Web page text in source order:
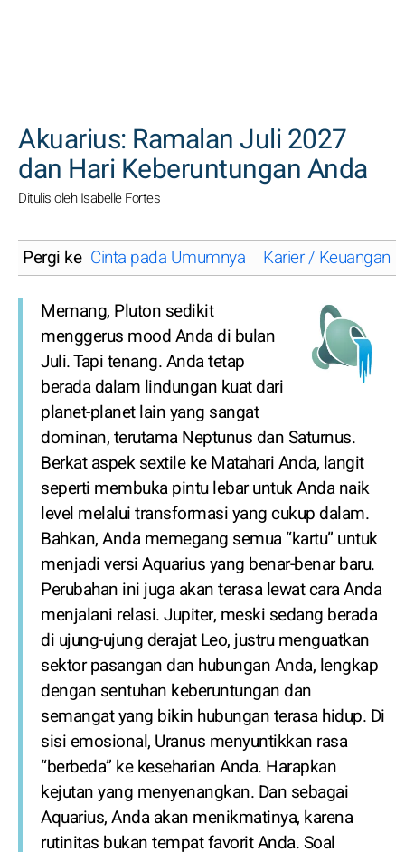
Akuarius: Ramalan Juli 2027
dan Hari Keberuntungan Anda
Ditulis oleh Isabelle Fortes
Pergi ke Cinta pada Umumnya Karier / Keuangan
Memang, Pluton sedikit
menggerus mood Anda di bulan
Juli. Tapi tenang. Anda tetap
berada dalam lindungan kuat dari
planet-planet lain yang sangat
dominan, terutama Neptunus dan Saturnus.
Berkat aspek sextile ke Matahari Anda, langit
seperti membuka pintu lebar untuk Anda naik
level melalui transformasi yang cukup dalam.
Bahkan, Anda memegang semua “kartu” untuk
menjadi versi Aquarius yang benar-benar baru.
Perubahan ini juga akan terasa lewat cara Anda
menjalani relasi. Jupiter, meski sedang berada
di ujung-ujung derajat Leo, justru menguatkan
sektor pasangan dan hubungan Anda, lengkap
dengan sentuhan keberuntungan dan
semangat yang bikin hubungan terasa hidup. Di
sisi emosional, Uranus menyuntikkan rasa
“berbeda” ke keseharian Anda. Harapkan
kejutan yang menyenangkan. Dan sebagai
Aquarius, Anda akan menikmatinya, karena
rutinitas bukan tempat favorit Anda. Soal